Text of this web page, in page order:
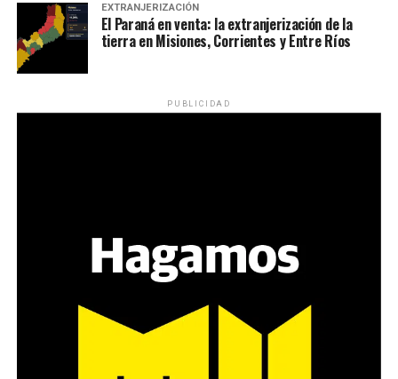
EXTRANJERIZACIÓN
El Paraná en venta: la extranjerización de la
tierra en Misiones, Corrientes y Entre Ríos
PUBLICIDAD